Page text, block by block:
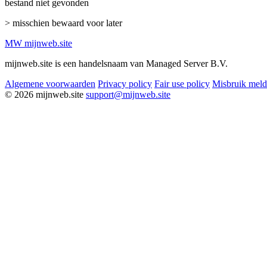
bestand niet gevonden
> misschien bewaard voor later
MW mijnweb.site
mijnweb.site is een handelsnaam van Managed Server B.V.
Algemene voorwaarden Privacy policy Fair use policy Misbruik
© 2026 mijnweb.site support@mijnweb.site